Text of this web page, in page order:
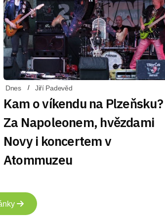
Dnes Jiří Padevěd
Kam o víkendu na Plzeňsku?
Za Napoleonem, hvězdami
Novy i koncertem v
Atommuzeu